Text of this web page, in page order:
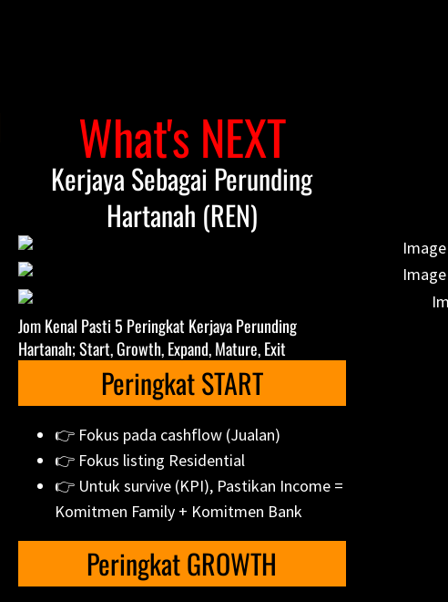
What's NEXT
Kerjaya Sebagai Perunding
Hartanah (REN)
Jom Kenal Pasti 5 Peringkat Kerjaya Perunding
Hartanah; Start, Growth, Expand, Mature, Exit
Peringkat START
👉 Fokus pada cashflow (Jualan)
👉 Fokus listing Residential
👉 Untuk survive (KPI), Pastikan Income =
Komitmen Family + Komitmen Bank
Peringkat GROWTH